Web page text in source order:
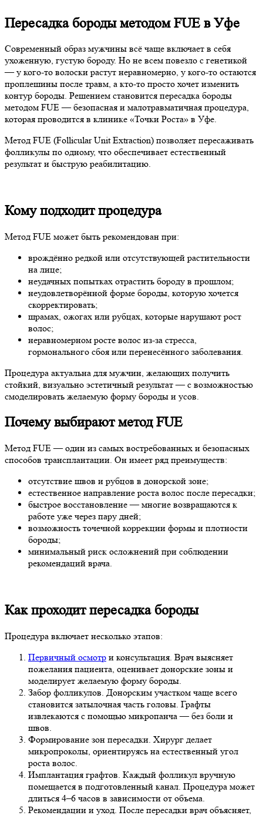
Пересадка бороды методом FUE в Уфе
Современный образ мужчины всё чаще включает в себя
ухоженную, густую бороду. Но не всем повезло с генетикой
— у кого-то волоски растут неравномерно, у кого-то остаются
проплешины после травм, а кто-то просто хочет изменить
контур бороды. Решением становится пересадка бороды
методом FUE — безопасная и малотравматичная процедура,
которая проводится в клинике «Точки Роста» в Уфе.
Метод FUE (Follicular Unit Extraction) позволяет пересаживать
фолликулы по одному, что обеспечивает естественный
результат и быструю реабилитацию.
Кому подходит процедура
Метод FUE может быть рекомендован при:
врождённо редкой или отсутствующей растительности
на лице;
неудачных попытках отрастить бороду в прошлом;
неудовлетворённой форме бороды, которую хочется
скорректировать;
шрамах, ожогах или рубцах, которые нарушают рост
волос;
неравномерном росте волос из-за стресса,
гормонального сбоя или перенесённого заболевания.
Процедура актуальна для мужчин, желающих получить
стойкий, визуально эстетичный результат — с возможностью
смоделировать желаемую форму бороды и усов.
Почему выбирают метод FUE
Метод FUE — один из самых востребованных и безопасных
способов трансплантации. Он имеет ряд преимуществ:
отсутствие швов и рубцов в донорской зоне;
естественное направление роста волос после пересадки;
быстрое восстановление — многие возвращаются к
работе уже через пару дней;
возможность точечной коррекции формы и плотности
бороды;
минимальный риск осложнений при соблюдении
рекомендаций врача.
Как проходит пересадка бороды
Процедура включает несколько этапов:
Первичный осмотр и консультация. Врач выясняет
пожелания пациента, оценивает донорские зоны и
моделирует желаемую форму бороды.
Забор фолликулов. Донорским участком чаще всего
становится затылочная часть головы. Графты
извлекаются с помощью микропанча — без боли и
швов.
Формирование зон пересадки. Хирург делает
микропроколы, ориентируясь на естественный угол
роста волос.
Имплантация графтов. Каждый фолликул вручную
помещается в подготовленный канал. Процедура может
длиться 4–6 часов в зависимости от объема.
Рекомендации и уход. После пересадки врач объясняет,